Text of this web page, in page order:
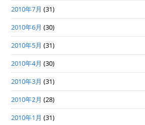
2010年7月 (31)
2010年6月 (30)
2010年5月 (31)
2010年4月 (30)
2010年3月 (31)
2010年2月 (28)
2010年1月 (31)